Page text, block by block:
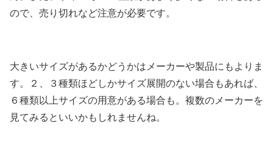
ので、売り切れなど注意が必要です。
大きいサイズがあるかどうかはメーカーや製品にもよりま
す。２、３種類ほどしかサイズ展開のない場合もあれば、
６種類以上サイズの用意がある場合も。複数のメーカーを
見てみるといいかもしれませんね。